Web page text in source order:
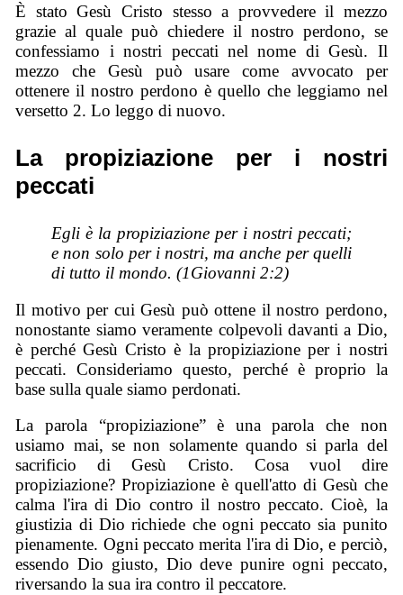
È stato Gesù Cristo stesso a provvedere il mezzo
grazie al quale può chiedere il nostro perdono, se
confessiamo i nostri peccati nel nome di Gesù. Il
mezzo che Gesù può usare come avvocato per
ottenere il nostro perdono è quello che leggiamo nel
versetto 2. Lo leggo di nuovo.
La propiziazione per i nostri
peccati
Egli è la propiziazione per i nostri peccati;
e non solo per i nostri, ma anche per quelli
di tutto il mondo. (1Giovanni 2:2)
Il motivo per cui Gesù può ottene il nostro perdono,
nonostante siamo veramente colpevoli davanti a Dio,
è perché Gesù Cristo è la propiziazione per i nostri
peccati. Consideriamo questo, perché è proprio la
base sulla quale siamo perdonati.
La parola “propiziazione” è una parola che non
usiamo mai, se non solamente quando si parla del
sacrificio di Gesù Cristo. Cosa vuol dire
propiziazione? Propiziazione è quell'atto di Gesù che
calma l'ira di Dio contro il nostro peccato. Cioè, la
giustizia di Dio richiede che ogni peccato sia punito
pienamente. Ogni peccato merita l'ira di Dio, e perciò,
essendo Dio giusto, Dio deve punire ogni peccato,
riversando la sua ira contro il peccatore.